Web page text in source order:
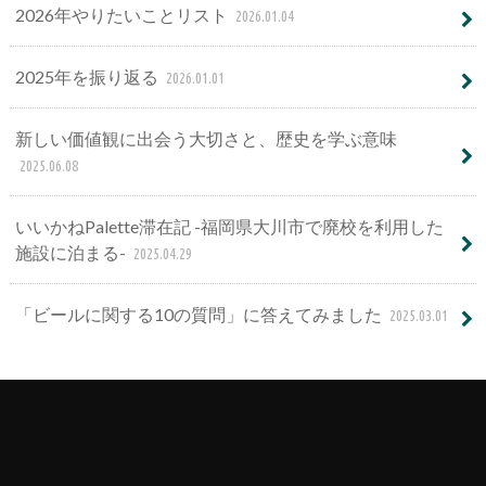
2026年やりたいことリスト 2026.01.04
2025年を振り返る 2026.01.01
新しい価値観に出会う大切さと、歴史を学ぶ意味
2025.06.08
いいかねPalette滞在記 -福岡県大川市で廃校を利用した
施設に泊まる- 2025.04.29
「ビールに関する10の質問」に答えてみました 2025.03.01